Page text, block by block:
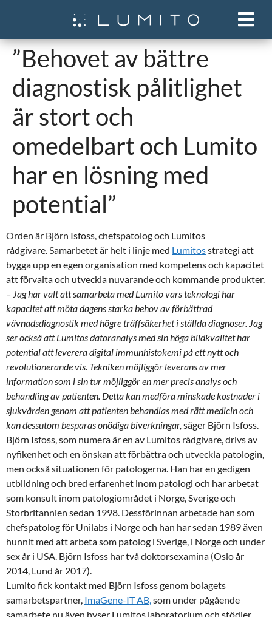
”Behovet av bättre
diagnostisk pålitlighet
är stort och
omedelbart och Lumito
har en lösning med
potential”
Orden är Björn Isfoss, chefspatolog och Lumitos
rådgivare.Samarbetet är helt i linje med Lumitosstrategi att
bygga upp en egen organisation med kompetens och kapacitet
att förvalta och utveckla nuvarande och kommande produkter.
– Jag har valt att samarbeta med Lumito vars teknologi har
kapacitet att möta dagens starka behov av förbättrad
vävnadsdiagnostik med högre träffsäkerhet i ställda diagnoser. Jag
ser också att Lumitos datoranalys med sin höga bildkvalitet har
potential att leverera digital immunhistokemi på ett nytt och
revolutionerande vis. Tekniken möjliggör leverans av mer
information som i sin tur möjliggör en mer precis analys och
behandling av patienten. Detta kan medföra minskade kostnader i
sjukvården genom att patienten behandlas med rätt medicin och
kan dessutom besparas onödiga biverkningar,säger Björn Isfoss.
Björn Isfoss, som numera är en av Lumitos rådgivare, drivs av
nyfikenhet och en önskan att förbättra och utveckla patologin,
men också situationen för patologerna. Han har en gedigen
utbildning och bred erfarenhet inom patologi och har arbetat
som konsult inom patologiområdet i Norge, Sverige och
Storbritannien sedan 1998. Dessförinnan arbetade han som
chefspatolog för Unilabs i Norge och han har sedan 1989 även
hunnit med att arbeta som patolog i Sverige, i Norge och under
sex år i USA. Björn Isfoss har två doktorsexamina (Oslo år
2014, Lund år 2017).
Lumito fick kontakt med Björn Isfoss genom bolagets
samarbetspartner, ImaGene-IT AB,som under pågående
samarbete nu även hyser Lumitos laboratoriumoch stödjer